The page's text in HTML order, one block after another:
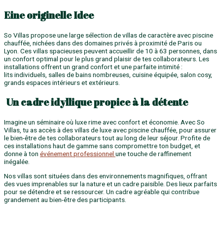
Eine originelle Idee
So Villas propose une large sélection de villas de caractère avec piscine
chauffée, nichées dans des domaines privés à proximité de Paris ou
Lyon. Ces villas spacieuses peuvent accueillir de 10 à 63 personnes, dans
un confort optimal pour le plus grand plaisir de tes collaborateurs. Les
installations offrent un grand confort et une parfaite intimité :
lits individuels, salles de bains nombreuses, cuisine équipée, salon cosy,
grands espaces intérieurs et extérieurs.
Un cadre idyllique propice à la détente
Imagine un séminaire où luxe rime avec confort et économie. Avec So
Villas, tu as accès à des villas de luxe avec piscine chauffée, pour assurer
le bien-être de tes collaborateurs tout au long de leur séjour. Profite de
ces installations haut de gamme sans compromettre ton budget, et
donne à ton événement professionnel une touche de raffinement
inégalée.
Nos villas sont situées dans des environnements magnifiques, offrant
des vues imprenables sur la nature et un cadre paisible. Des lieux parfaits
pour se détendre et se ressourcer. Un cadre agréable qui contribue
grandement au bien-être des participants.